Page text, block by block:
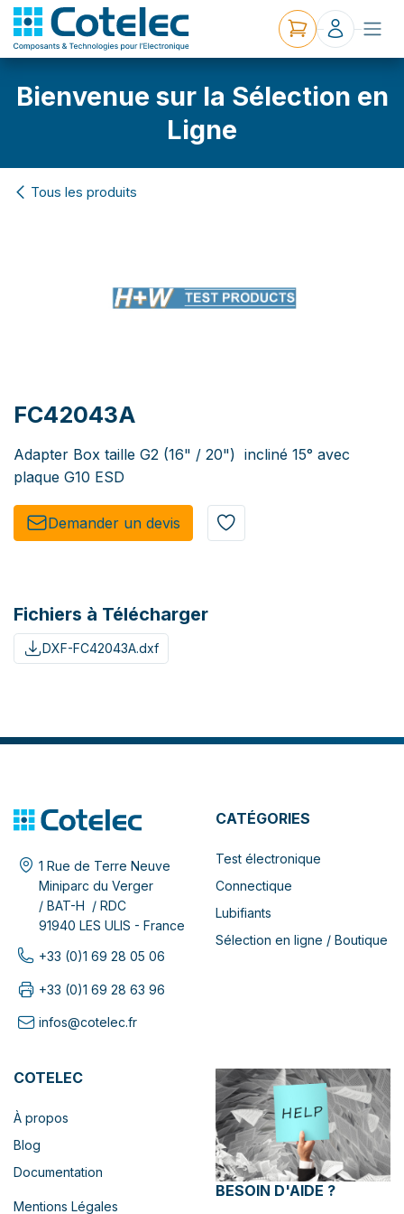
Bienvenue sur la Sélection en
Ligne
Tous les produits
FC42043A
Adapter Box taille G2 (16" / 20") incliné 15° avec
plaque G10 ESD
Demander un de​​vis​​
Fichiers à Télécharger
DXF-FC42043A.dxf
1 Rue de Terre Neuve
Miniparc du Verger
/ BAT-H / RDC
91940 LES ULIS - France
+33 (0)1 69 28 05 06
+33 (0)1 69 28 63 96
infos@cotelec.fr
CATÉGORIES
Test électronique
Connectique
Lubifiants
Sélection en ligne / Boutique
COTELEC
À propos
Blog
Documentation
Mentions Légales
BESOIN D'AIDE ?